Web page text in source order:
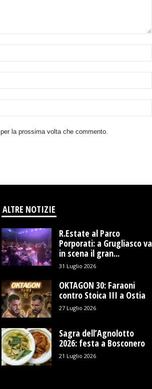
la prossima volta che commento.
ALTRE NOTIZIE
R.Estate al Parco
Porporati: a Grugliasco va
in scena il gran...
31 Luglio 2026
OKTAGON 30: Faraoni
contro Stoica III a Ostia
27 Luglio 2026
Sagra dell’Agnolotto
2026: festa a Bosconero
21 Luglio 2026